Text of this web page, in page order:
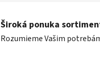
Široká ponuka
Rozumieme Vašim